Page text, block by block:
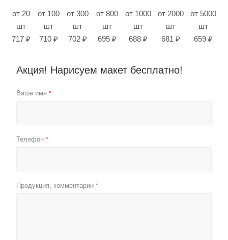
от 20
шт
717 ₽
от 100
шт
710 ₽
от 300
шт
702 ₽
от 800
шт
695 ₽
от 1000
шт
688 ₽
от 2000
шт
681 ₽
от 5000
шт
659 ₽
Акция! Нарисуем макет бесплатно!
Ваше имя *
Телефон *
Продукция, комментарии *